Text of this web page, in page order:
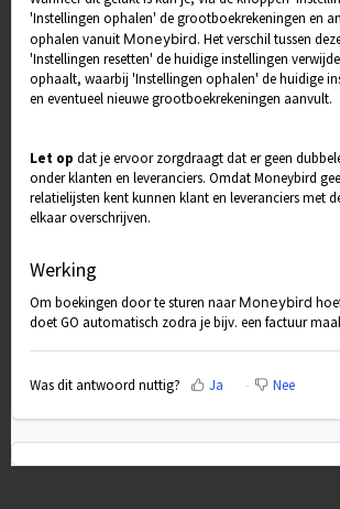
'Instellingen ophalen' de grootboekrekeningen en
ophalen vanuit Moneybird. Het verschil tussen
'Instellingen resetten' de huidige instellingen
ophaalt, waarbij 'Instellingen ophalen' de huidige
en eventueel nieuwe grootboekrekeningen aanvult.
Let op dat je ervoor zorgdraagt dat er geen
onder klanten en leveranciers. Omdat Moneybird
relatielijsten kent kunnen klant en leveranciers met
elkaar overschrijven.
Werking
Om boekingen door te sturen naarMoneybird
doet GO automatisch zodra je bijv. een factuur
Was dit antwoord nuttig? Ja Nee